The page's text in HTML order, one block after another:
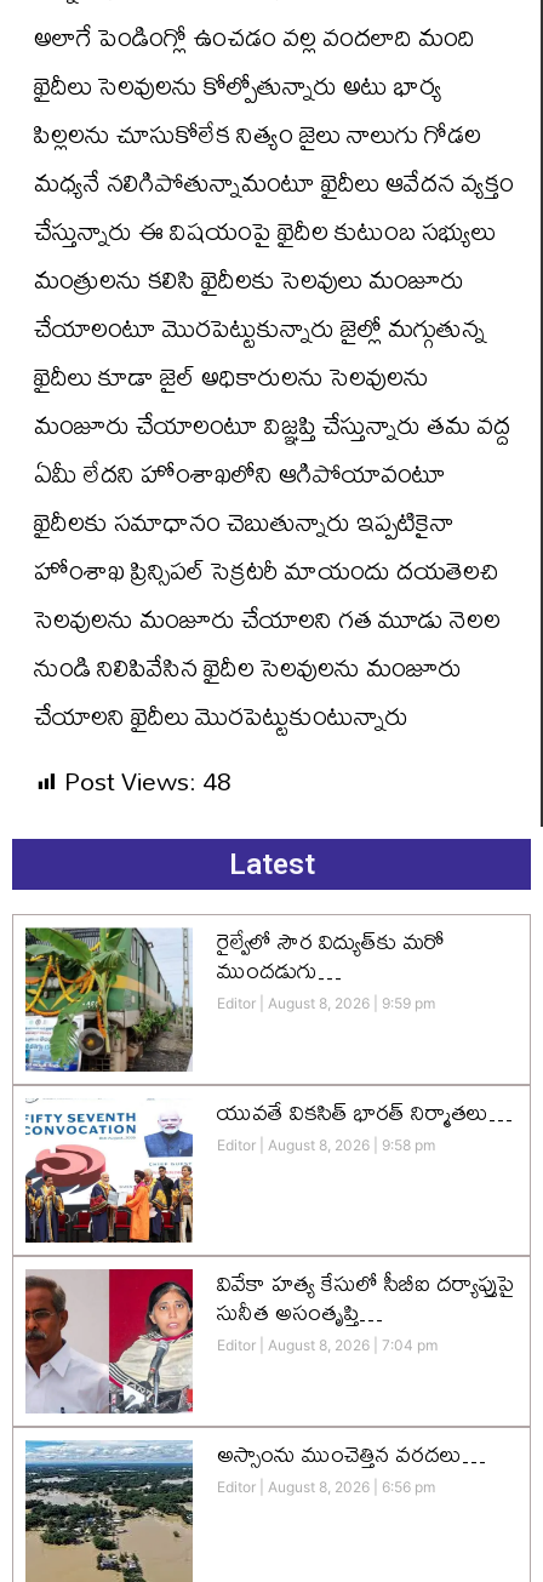
అలాగే పెండింగ్లో ఉంచడం వల్ల వందలాది మంది
ఖైదీలు సెలవులను కోల్పోతున్నారు అటు భార్య
పిల్లలను చూసుకోలేక నిత్యం జైలు నాలుగు గోడల
మధ్యనే నలిగిపోతున్నామంటూ ఖైదీలు ఆవేదన వ్యక్తం
చేస్తున్నారు ఈ విషయంపై ఖైదీల కుటుంబ సభ్యులు
మంత్రులను కలిసి ఖైదీలకు సెలవులు మంజూరు
చేయాలంటూ మొరపెట్టుకున్నారు జైల్లో మగ్గుతున్న
ఖైదీలు కూడా జైల్ అధికారులను సెలవులను
మంజూరు చేయాలంటూ విజ్ఞప్తి చేస్తున్నారు తమ వద్ద
ఏమీ లేదని హోంశాఖలోని ఆగిపోయావంటూ
ఖైదీలకు సమాధానం చెబుతున్నారు ఇప్పటికైనా
హోంశాఖ ప్రిన్సిపల్ సెక్రటరీ మాయందు దయతెలచి
సెలవులను మంజూరు చేయాలని గత మూడు నెలల
నుండి నిలిపివేసిన ఖైదీల సెలవులను మంజూరు
చేయాలని ఖైదీలు మొరపెట్టుకుంటున్నారు
Post Views:48
Latest
రైల్వేలో సౌర విద్యుత్‌కు మరో
ముందడుగు…
Editor August 8, 2026 9:59 pm
యువతే వికసిత్‌ భారత్‌ నిర్మాతలు…
Editor August 8, 2026 9:58 pm
వివేకా హత్య కేసులో సీబీఐ దర్యాప్తుపై
సునీత అసంతృప్తి…
Editor August 8, 2026 7:04 pm
అస్సాంను ముంచెత్తిన వరదలు…
Editor August 8, 2026 6:56 pm